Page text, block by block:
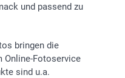
und passend zu
bringen die
Online-Fotoservice
sind u.a.